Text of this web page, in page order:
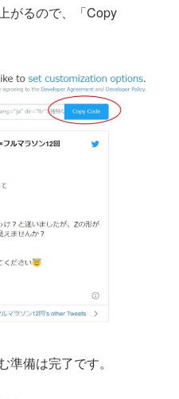
がるので、「Copy
準備は完了です。